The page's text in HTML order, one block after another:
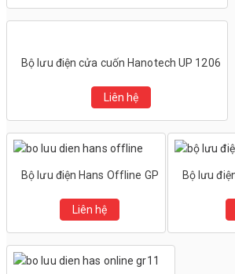
Bộ lưu điện cửa cuốn Hanotech UP 1206
Liên hệ
Bộ lưu điện Hans Offline GP
Liên hệ
Bộ lưu